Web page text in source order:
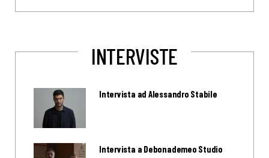
INTERVISTE
Intervista ad Alessandro Stabile
Intervista a Debonademeo Studio